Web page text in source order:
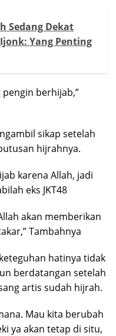
Sedang Dekat
Yang Penting
berhijab,”
sikap setelah
hijrahnya.
karena Allah, jadi
eks JKT48
akan memberikan
Tambahnya
hatinya tidak
berdatangan setelah
artis sudah hijrah.
Mau kita berubah
ya akan tetap di situ,